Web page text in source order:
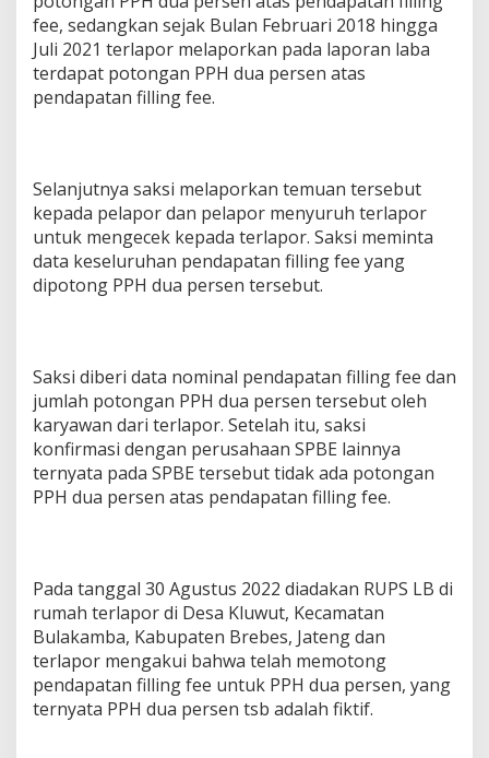
fee, sedangkan sejak Bulan Februari 2018 hingga
Juli 2021 terlapor melaporkan pada laporan laba
terdapat potongan PPH dua persen atas
pendapatan filling fee.
Selanjutnya saksi melaporkan temuan tersebut
kepada pelapor dan pelapor menyuruh terlapor
untuk mengecek kepada terlapor. Saksi meminta
data keseluruhan pendapatan filling fee yang
dipotong PPH dua persen tersebut.
Saksi diberi data nominal pendapatan filling fee dan
jumlah potongan PPH dua persen tersebut oleh
karyawan dari terlapor. Setelah itu, saksi
konfirmasi dengan perusahaan SPBE lainnya
ternyata pada SPBE tersebut tidak ada potongan
PPH dua persen atas pendapatan filling fee.
Pada tanggal 30 Agustus 2022 diadakan RUPS LB di
rumah terlapor di Desa Kluwut, Kecamatan
Bulakamba, Kabupaten Brebes, Jateng dan
terlapor mengakui bahwa telah memotong
pendapatan filling fee untuk PPH dua persen, yang
ternyata PPH dua persen tsb adalah fiktif.